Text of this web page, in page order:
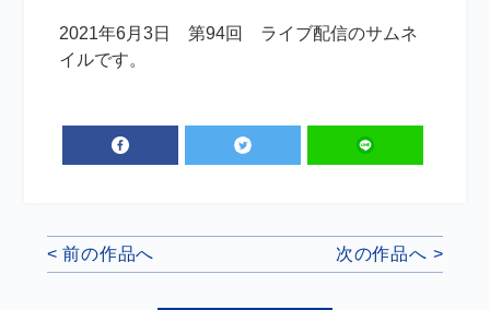
2021年6月3日 第94回 ライブ配信のサムネ
イルです。
< 前の作品へ 次の作品へ >